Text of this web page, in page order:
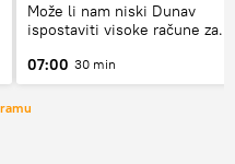
Može li nam niski Dunav
ispostaviti visoke račune za
07:00 30 min